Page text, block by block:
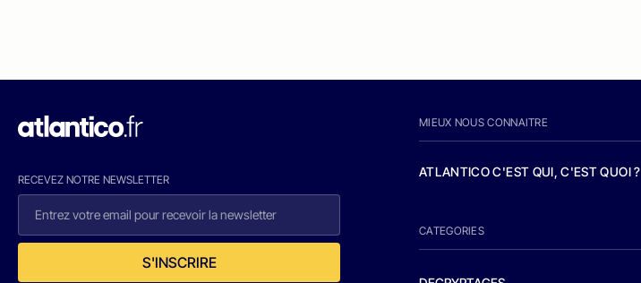
RECEVEZ NOTRE NEWSLETTER
S'INSCRIRE
MIEUX NOUS CONNAITRE
ATLANTICO C'EST QUI, C'EST QUOI ?
CATEGORIES